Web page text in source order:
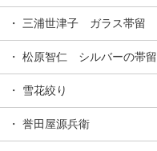
・ 三浦世津子 ガラス帯留
・ 松原智仁 シルバーの帯留
・ 雪花絞り
・ 誉田屋源兵衛